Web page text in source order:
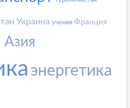
Украина учения Франция
Азия
энергетика